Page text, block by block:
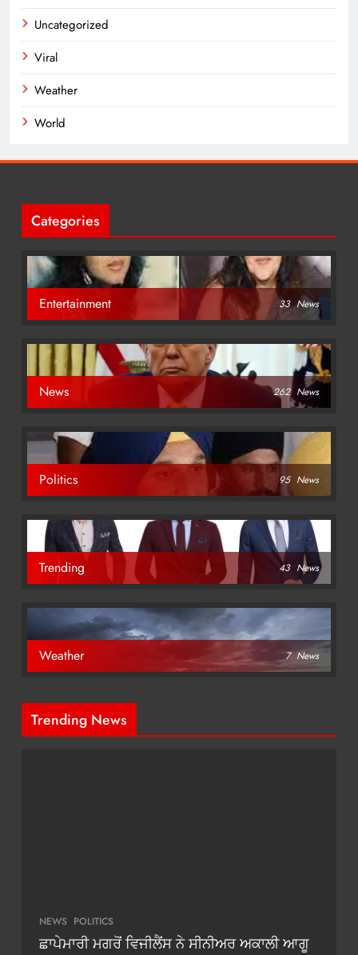
Uncategorized
Viral
Weather
World
Categories
Entertainment 33 News
News 262 News
Politics 95 News
Trending 43 News
Weather 7 News
Trending News
NEWS POLITICS
ਛਾਪੇਮਾਰੀ ਮਗਰੋਂ ਵਿਜੀਲੈਂਸ ਨੇ ਸੀਨੀਅਰ ਅਕਾਲੀ ਆਗੂ